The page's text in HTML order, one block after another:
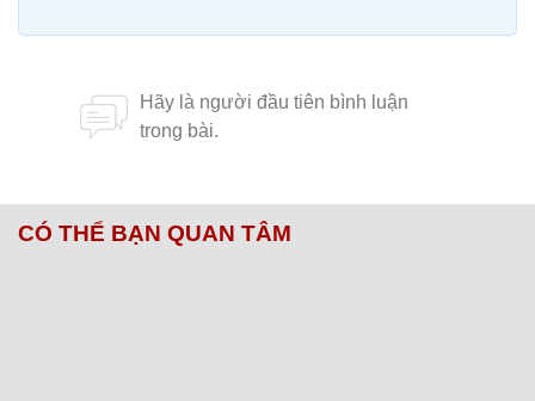
CÓ THỂ BẠN QUAN TÂM